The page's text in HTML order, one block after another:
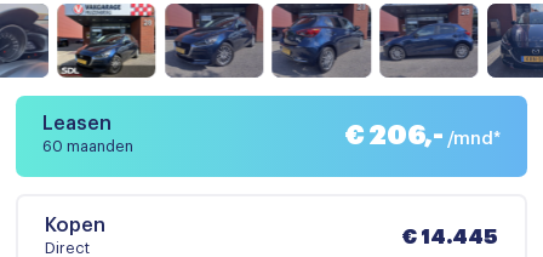
Leasen
60 maanden € 206,- /mnd*
Kopen
Direct
€ 14.445